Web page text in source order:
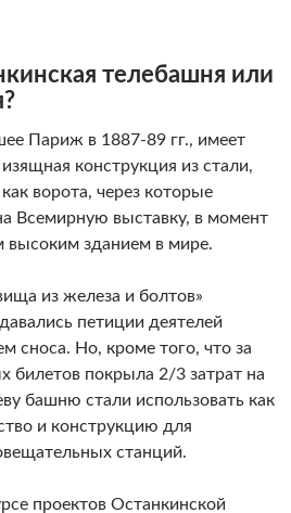
телебашня или
Париж в 1887-89 гг., имеет
конструкция из стали,
ворота, через которые
Всемирную выставку, в момент
зданием в мире.
из железа и болтов»
петиции деятелей
сноса. Но, кроме того, что за
билетов покрыла 2/3 затрат на
башню стали использовать как
и конструкцию для
станций.
проектов Останкинской